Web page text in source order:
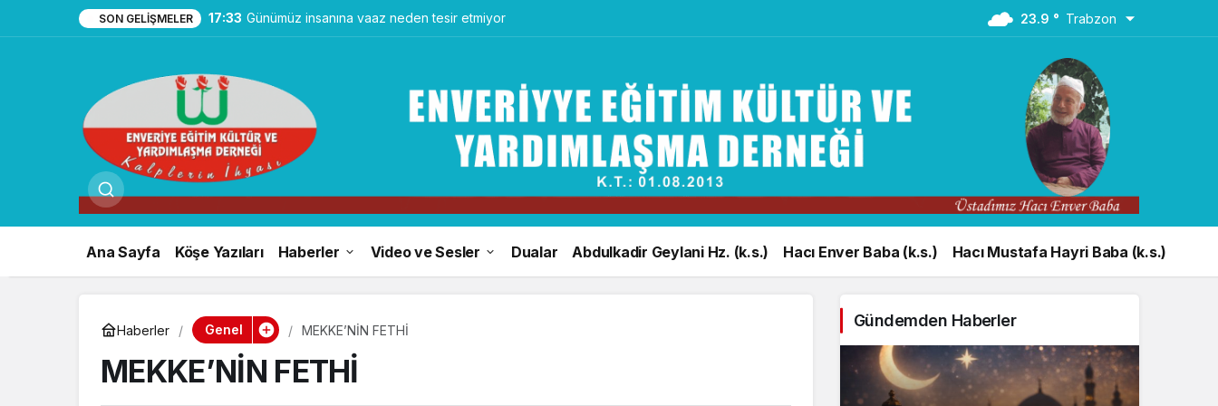
SON GELIŞMELER 17:33 Günümüz insanına vaaz neden tesir etmiyor 23.9 ° Trabzon
Ana Sayfa Köşe Yazıları Haberler Video ve Sesler Dualar Abdulkadir Geylani Hz. (k.s.) Hacı Enver Baba (k.s.) Hacı Mustafa Hayri Baba (k.s.)
Haberler Genel MEKKE’NİN FETHİ
MEKKE’NİN FETHİ
Gündemden Haberler